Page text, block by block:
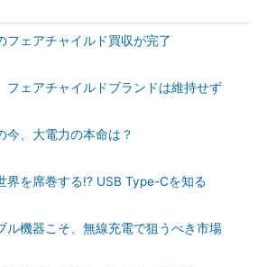
フェアチャイルド買収が完了
フェアチャイルドブランドは維持せず
今、大電力の本命は？
界を席巻する!? USB Type-Cを知る
ル機器こそ、無線充電で狙うべき市場